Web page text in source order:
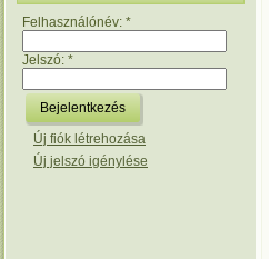
Felhasználónév: *
Jelszó: *
Új fiók létrehozása
Új jelszó igénylése